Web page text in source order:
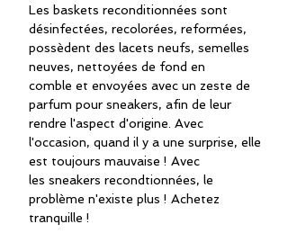
Les baskets reconditionnées sont
désinfectées, recolorées, reformées,
possèdent des lacets neufs, semelles
neuves, nettoyées de fond en
comble et envoyées avec un zeste de
parfum pour sneakers, afin de leur
rendre l'aspect d'origine. Avec
l'occasion, quand il y a une surprise, elle
est toujours mauvaise ! Avec
les sneakers recondtionnées, le
problème n'existe plus ! Achetez
tranquille !